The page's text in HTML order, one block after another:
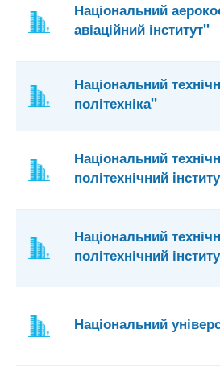
Національний
авіаційний інститут"
Національний
політехніка"
Національний
політехнічний
Національний
політехнічний
Національний